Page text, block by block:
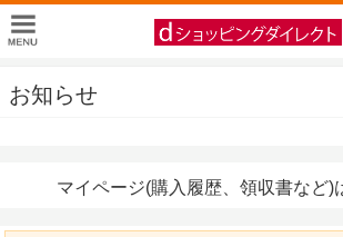
お知らせ
マイページ(購入履歴、領収書など)